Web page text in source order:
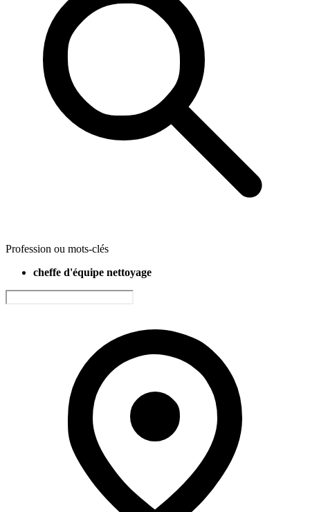
Profession ou mots-clés
cheffe d'équipe nettoyage